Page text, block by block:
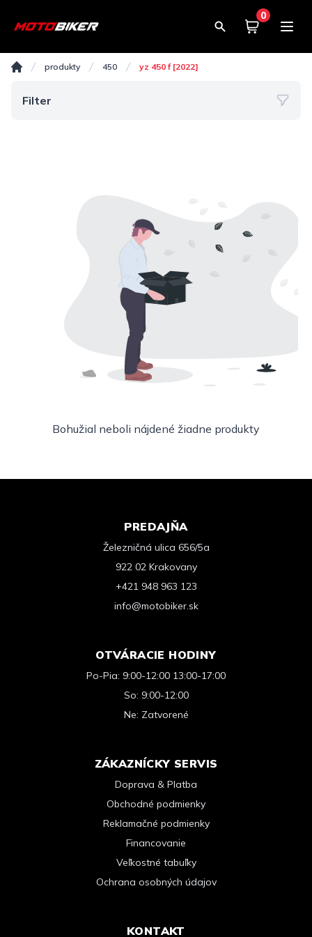
0
Košík 0,00€
YZ 450 F [2022]
produkty 450 yz 450 f [2022]
Filter
Bohužial neboli nájdené žiadne produkty
PREDAJŇA
Železničná ulica 656/5a
922 02 Krakovany
+421 948 963 123
info@motobiker.sk
OTVÁRACIE HODINY
Po-Pia: 9:00-12:00 13:00-17:00
So: 9:00-12:00
Ne: Zatvorené
ZÁKAZNÍCKY SERVIS
Doprava & Platba
Obchodné podmienky
Reklamačné podmienky
Financovanie
Veľkostné tabuľky
Ochrana osobných údajov
KONTAKT